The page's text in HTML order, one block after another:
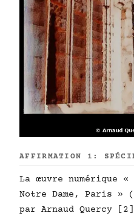
AFFIRMATION 1:
La œuvre numérique
Notre Dame, Paris »
par Arnaud Quercy